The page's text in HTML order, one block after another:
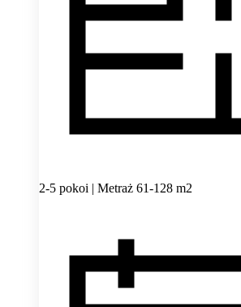
2-5 pokoi | Metraż 61-128 m2